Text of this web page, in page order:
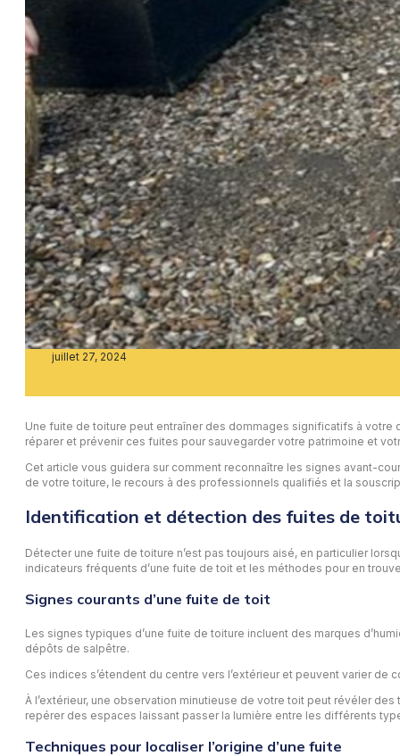
juillet 27, 2024
Une fuite de toiture peut entraîner des dommages significatifs à
réparer et prévenir ces fuites pour sauvegarder votre patrimoine et
Cet article vous guidera sur comment reconnaître les signes avant-
de votre toiture, le recours à des professionnels qualifiés et la
Identification et détection des fuites de
Détecter une fuite de toiture n’est pas toujours aisé, en particulier
indicateurs fréquents d’une fuite de toit et les méthodes pour en
Signes courants d’une fuite de toit
Les signes typiques d’une fuite de toiture incluent des marques
dépôts de salpêtre.
Ces indices s’étendent du centre vers l’extérieur et peuvent varier de
À l’extérieur, une observation minutieuse de votre toit peut révéler
repérer des espaces laissant passer la lumière entre les différents
Techniques pour localiser l’origine d’une fuite